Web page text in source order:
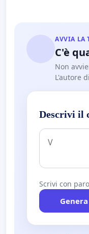
AVVIA LA
C'è
Non
L'autore
Descrivi il
Scrivi con